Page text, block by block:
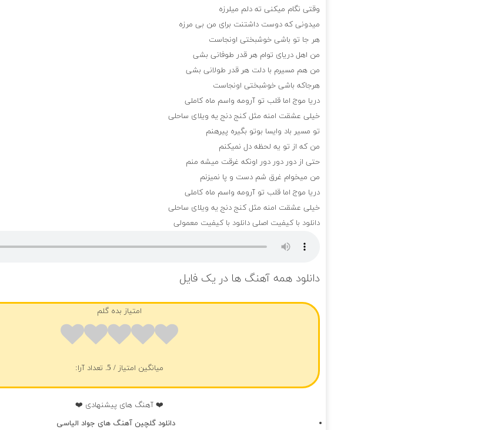
وقتی نگام میکنی ته دلم میلرزه
میدونی که دوست داشتنت برای من بی مرزه
هر جا تو باشی خوشبختی اونجاست
من اهل دریای توام هر قدر طوفانی بشی
من هم مسیرم با دلت هر قدر طولانی بشی
هرجاکه باشی خوشبختی اونجاست
دریا موج اما قلب تو آرومه واسم ماه کاملی
خیلی عشقت امنه مثل کنج دنج یه ویلای ساحلی
تو مسیر باد وایسا بوتو بگیره پیرهنم
من که از تو یه لحظه دل نمیکنم
حتی از دور دور دور اونکه غرقت میشه منم
من میخوام غرق شم دست و پا نمیزنم
دریا موج اما قلب تو آرومه واسم ماه کاملی
خیلی عشقت امنه مثل کنج دنج یه ویلای ساحلی
دانلود با کیفیت اصلی دانلود با کیفیت معمولی
دانلود همه آهنگ ها در یک فایل
امتیاز بده گلم
میانگین امتیاز / 5. تعداد آرا:
❤️ آهنگ های پیشنهادی ❤️
دانلود گلچین آهنگ های جواد الیاسی